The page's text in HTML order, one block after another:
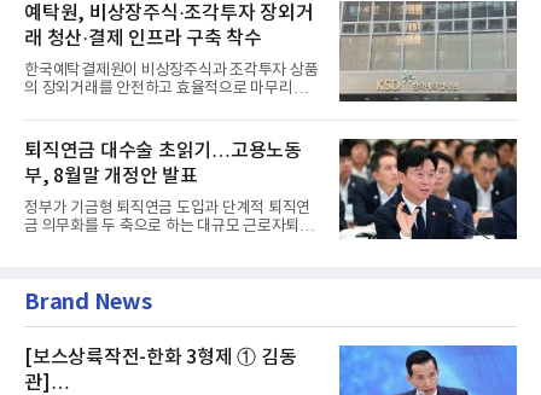
예탁원, 비상장주식·조각투자 장외거
래 청산·결제 인프라 구축 착수
한국예탁결제원이 비상장주식과 조각투자 상품
의 장외거래를 안전하고 효율적으로 마무리하기
퇴직연금 대수술 초읽기…고용노동
부, 8월말 개정안 발표
정부가 기금형 퇴직연금 도입과 단계적 퇴직연
금 의무화를 두 축으로 하는 대규모 근로자퇴직
Brand News
[보스상륙작전-한화 3형제 ① 김동
관]